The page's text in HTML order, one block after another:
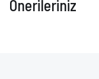
Önerileriniz